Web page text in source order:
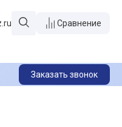
Сравнение
Заказать звонок